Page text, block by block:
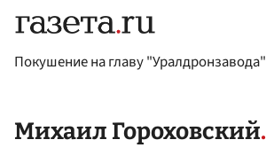
Покушение на главу "Уралдронзавода"
Михаил Гороховский